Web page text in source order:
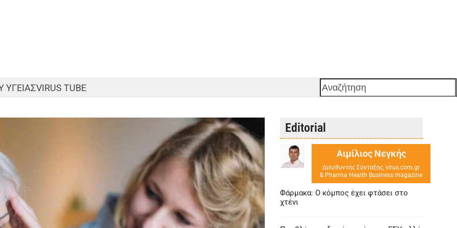
ΥΓΕΙΑΣVIRUS TUBE Αναζήτηση
Editorial
Αιμίλιος Νεγκής
Διευθυντής Σύνταξης, virus.com.gr
& Pharma Health Business magazine
Φάρμακα: Ο κόμπος έχει φτάσει στο
χτένι